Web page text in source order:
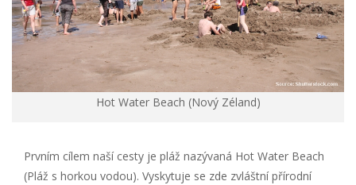
Hot Water Beach (Nový Zéland)
Prvním cílem naší cesty je pláž nazývaná Hot Water Beach
(Pláž s horkou vodou). Vyskytuje se zde zvláštní přírodní